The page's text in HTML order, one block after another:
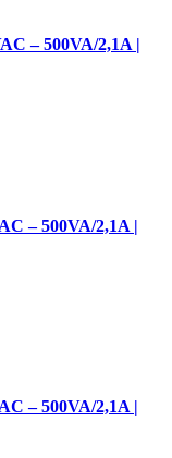
– 500VA/2,1A |
– 500VA/2,1A |
– 500VA/2,1A |